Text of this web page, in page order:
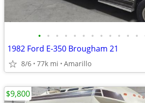
• • • • • • • • • • • •
1982 Ford E-350 Brougham 21
8/6 77k mi Amarillo
$9,800